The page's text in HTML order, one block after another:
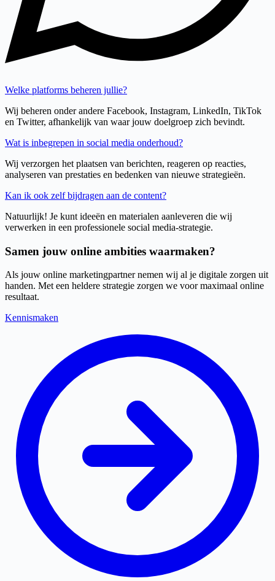
Welke platforms beheren jullie?
Wij beheren onder andere Facebook, Instagram, LinkedIn, TikTok
en Twitter, afhankelijk van waar jouw doelgroep zich bevindt.
Wat is inbegrepen in social media onderhoud?
Wij verzorgen het plaatsen van berichten, reageren op reacties,
analyseren van prestaties en bedenken van nieuwe strategieën.
Kan ik ook zelf bijdragen aan de content?
Natuurlijk! Je kunt ideeën en materialen aanleveren die wij
verwerken in een professionele social media-strategie.
Samen jouw online ambities waarmaken?
Als jouw online marketingpartner nemen wij al je digitale zorgen uit
handen. Met een heldere strategie zorgen we voor maximaal online
resultaat.
Kennismaken